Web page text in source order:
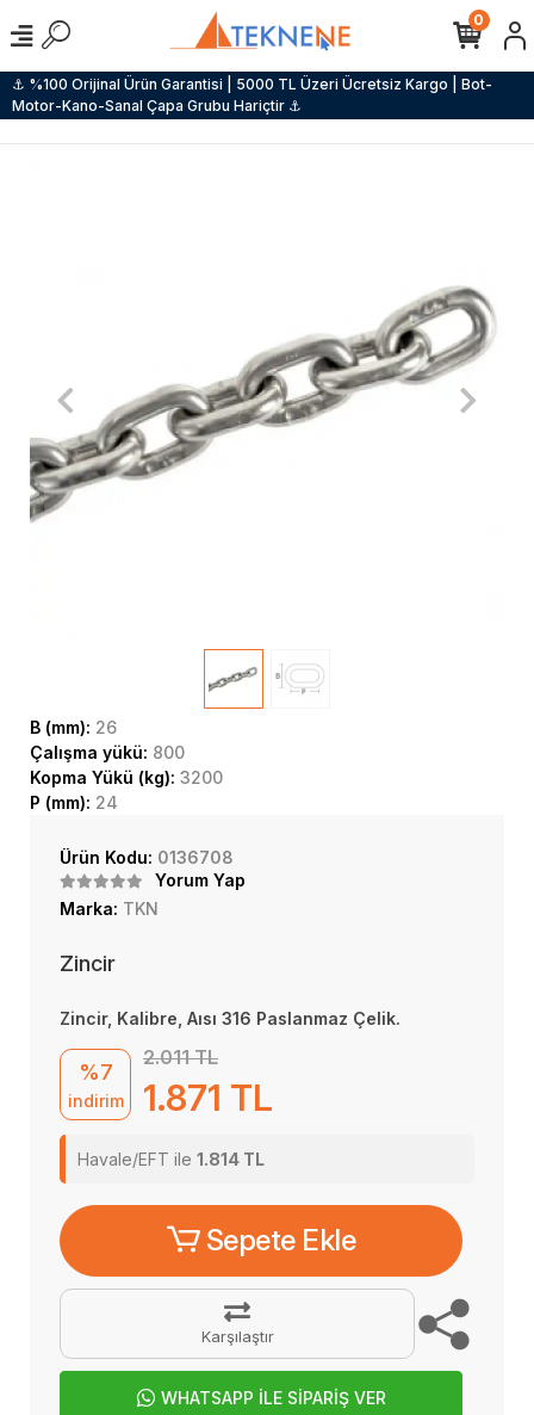
⚓ %100 Orijinal Ürün Garantisi | 5000 TL Üzeri Ücretsiz Kargo | Bot-
Motor-Kano-Sanal Çapa Grubu Hariçtir ⚓
0
B (mm): 26
Çalışma yükü: 800
Kopma Yükü (kg): 3200
P (mm): 24
Ürün Kodu: 0136708
Yorum Yap
Marka: TKN
Zincir
Zincir, Kalibre, Aısı 316 Paslanmaz Çelik.
%7
indirim
2.011 TL
1.871 TL
Havale/EFT ile 1.814 TL
Sepete Ekle
Karşılaştır
WHATSAPP İLE SİPARİŞ VER